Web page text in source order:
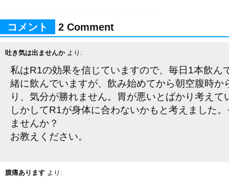
コメント 2 Comment
吐き気は出ませんか より:
私はR1の効果を信じていますので、毎日1本飲ん
緒に飲んでいますが、飲み始めてから朝空腹時か
り、気分が勝れません。胃が悪いとばかり考えて
しかしてR1が身体に合わないかもと考えました
ませんか？
お教えください。
腹痛あります より: